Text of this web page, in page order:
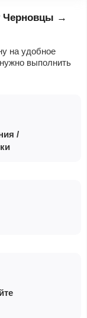
на удобное
выполнить
/